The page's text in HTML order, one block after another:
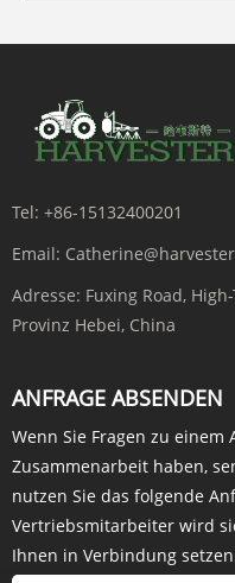
Tel: +86-15132400201
Email:
Adresse: Fuxing Road,
Provinz Hebei, China
ANFRAGE ABSENDEN
Wenn Sie Fragen zu einem
Zusammenarbeit haben,
nutzen Sie das folgende
Vertriebsmitarbeiter wird
Ihnen in Verbindung